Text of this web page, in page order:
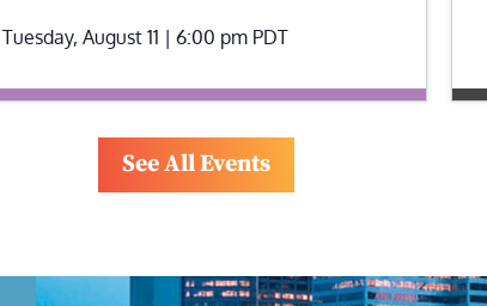
Tuesday, August 11 | 6:00 pm PDT
See All Events